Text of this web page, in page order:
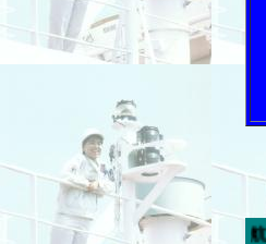
今週の「内航海運新聞」広告ス